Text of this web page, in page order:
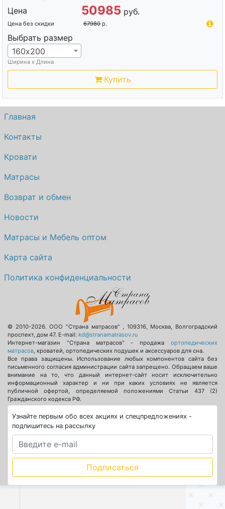
Цена 50985 руб.
Цена без скидки 67980 р.
Выбрать размер
160х200
Ширина х Длина
Купить
Главная
Контакты
Кровати
Матрасы
Возврат и обмен
Новости
Матрасы и Мебель оптом
Карта сайта
Политика конфиденциальности
© 2010-2026.ООО "Страна матрасов" 109316, Москва
Волгоградский
проспект, дом 47. E-mail: kd@stranamatrasov.ru
Интернет-магазин "Страна матрасов" - продажа ортопедических
матрасов , кроватей, ортопедических подушек и аксессуаров для сна.
Все права защищены. Использование любых компонентов сайта без
письменного согласия администрации сайта запрещено. Обращаем ваше
внимание на то, что данный интернет-сайт носит исключительно
информационный характер и ни при каких условиях не является
публичной офертой, определяемой положениями Статьи 437 (2)
Гражданского кодекса РФ.
Узнайте первым обо всех акциях и спецпредложениях -
подпишитесь на рассылку